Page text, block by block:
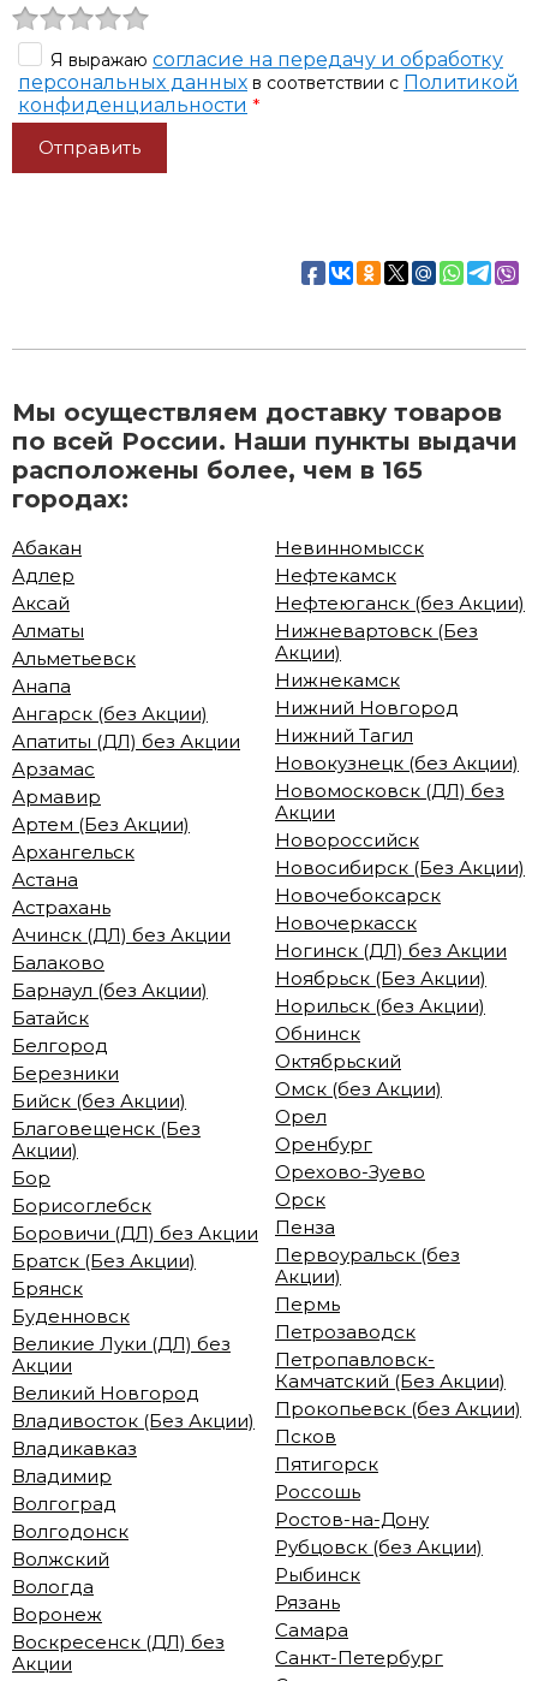
Я выражаю согласие на передачу и обработку
персональных данных в соответствии с Политикой
конфиденциальности *
Мы осуществляем доставку товаров
по всей России. Наши пункты выдачи
расположены более, чем в 165
городах:
Абакан
Адлер
Аксай
Алматы
Альметьевск
Анапа
Ангарск (без Акции)
Апатиты (ДЛ) без Акции
Арзамас
Армавир
Артем (Без Акции)
Архангельск
Астана
Астрахань
Ачинск (ДЛ) без Акции
Балаково
Барнаул (без Акции)
Батайск
Белгород
Березники
Бийск (без Акции)
Благовещенск (Без
Акции)
Бор
Борисоглебск
Боровичи (ДЛ) без Акции
Братск (Без Акции)
Брянск
Буденновск
Великие Луки (ДЛ) без
Акции
Великий Новгород
Владивосток (Без Акции)
Владикавказ
Владимир
Волгоград
Волгодонск
Волжский
Вологда
Воронеж
Воскресенск (ДЛ) без
Акции
Невинномысск
Нефтекамск
Нефтеюганск (без Акции)
Нижневартовск (Без
Акции)
Нижнекамск
Нижний Новгород
Нижний Тагил
Новокузнецк (без Акции)
Новомосковск (ДЛ) без
Акции
Новороссийск
Новосибирск (Без Акции)
Новочебоксарск
Новочеркасск
Ногинск (ДЛ) без Акции
Ноябрьск (Без Акции)
Норильск (без Акции)
Обнинск
Октябрьский
Омск (без Акции)
Орел
Оренбург
Орехово-Зуево
Орск
Пенза
Первоуральск (без
Акции)
Пермь
Петрозаводск
Петропавловск-
Камчатский (Без Акции)
Прокопьевск (без Акции)
Псков
Пятигорск
Россошь
Ростов-на-Дону
Рубцовск (без Акции)
Рыбинск
Рязань
Самара
Санкт-Петербург